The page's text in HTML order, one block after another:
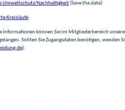
Umweltschutz/Nachhaltigkeit(Save the date)
Kreisläufe
Informationen können Sie im Mitgliederbereich
Sollten Sie Zugangsdaten benötigen, wenden
).